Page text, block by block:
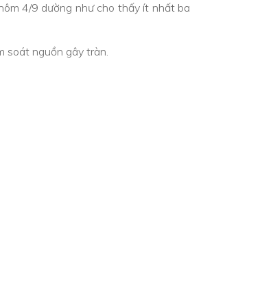
4/9 dường như cho thấy ít nhất ba
soát nguồn gây tràn.